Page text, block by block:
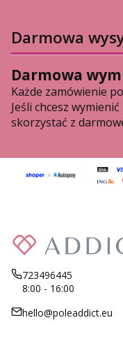
Darmowa
Darmowa
Każde zamówienie
Jeśli chcesz
skorzystać z
723496445
8:00 - 16:00
hello@poleaddict.eu